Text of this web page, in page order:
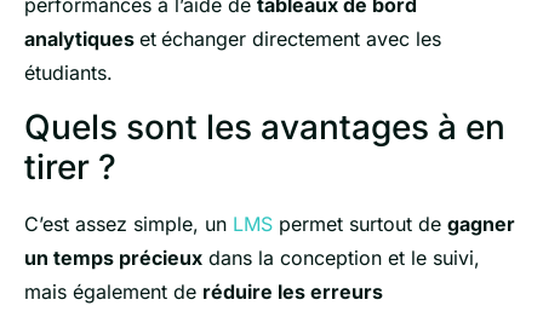
performances à l’aide de tableaux de bord
analytiques et échanger directement avec les
étudiants.
Quels sont les avantages à en
tirer ?
C’est assez simple, un LMS permet surtout de gagner
un temps précieux dans la conception et le suivi,
mais également de réduire les erreurs